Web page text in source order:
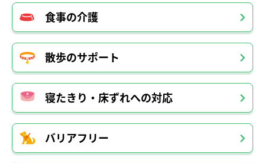
食事の介護
散歩のサポート
寝たきり・床ずれへの対応
バリアフリー